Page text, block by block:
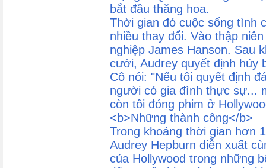
bắt đầu thăng hoa.
Thời gian đó cuộc sống tình
nhiều thay đổi. Vào thập
nghiệp James Hanson. Sau
cưới, Audrey quyết định hủy
Cô nói: "Nếu tôi quyết định
người có gia đình thực sự...
còn tôi đóng phim ở
<b>Những thành công</b>
Trong khoảng thời gian hơn
Audrey Hepburn diễn xuất
của Hollywood trong những